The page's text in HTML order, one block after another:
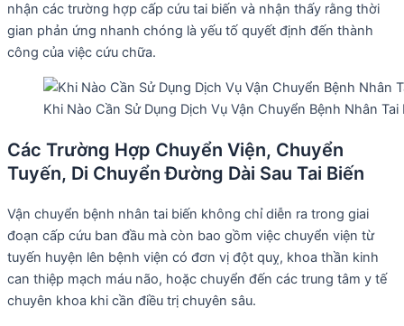
nhận các trường hợp cấp cứu tai biến và nhận thấy rằng thời
gian phản ứng nhanh chóng là yếu tố quyết định đến thành
công của việc cứu chữa.
Khi Nào Cần Sử Dụng Dịch Vụ Vận Chuyển Bệnh Nhân Tai
Các Trường Hợp Chuyển Viện, Chuyển
Tuyến, Di Chuyển Đường Dài Sau Tai Biến
Vận chuyển bệnh nhân tai biến không chỉ diễn ra trong giai
đoạn cấp cứu ban đầu mà còn bao gồm việc chuyển viện từ
tuyến huyện lên bệnh viện có đơn vị đột quỵ, khoa thần kinh
can thiệp mạch máu não, hoặc chuyển đến các trung tâm y tế
chuyên khoa khi cần điều trị chuyên sâu.